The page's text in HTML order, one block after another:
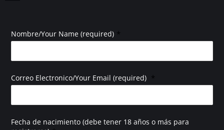
Nombre/Your Name (required) *
Correo Electronico/Your Email (required) *
Fecha de nacimiento (debe tener 18 años o más para